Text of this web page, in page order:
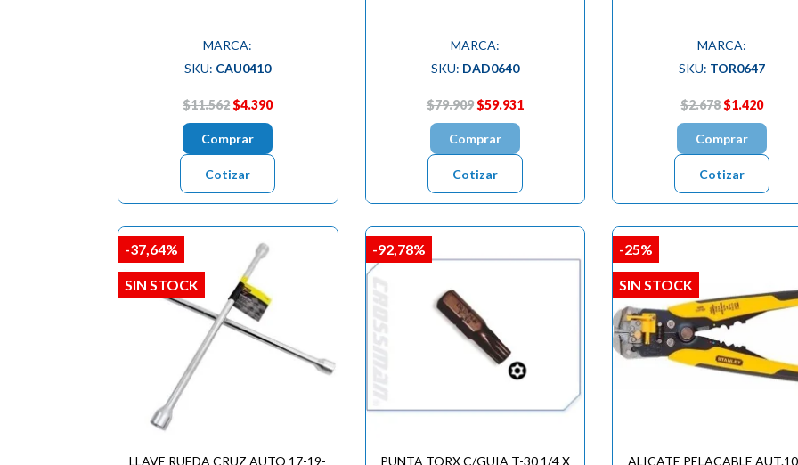
MARCA:
SKU: CAU0410
$11.562$4.390
Comprar
Cotizar
MARCA:
SKU: DAD0640
$79.909$59.931
Comprar
Cotizar
MARCA:
SKU: TOR0647
$2.678$1.420
Comprar
Cotizar
LLAVE RUEDA CRUZ AUTO 17-19-
-37,64%
SIN STOCK
PUNTA TORX C/GUIA T-30 1/4 X
-92,78%
ALICATE PELACABLE
-25%
SIN STOCK